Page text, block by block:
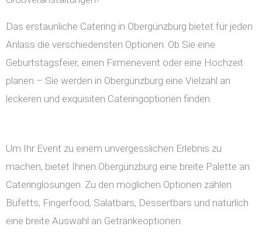
Das erstaunliche Catering in Obergünzburg bietet für jeden
Anlass die verschiedensten Optionen. Ob Sie eine
Geburtstagsfeier, einen Firmenevent oder eine Hochzeit
planen – Sie werden in Obergünzburg eine Vielzahl an
leckeren und exquisiten Cateringoptionen finden.
Um Ihr Event zu einem unvergesslichen Erlebnis zu
machen, bietet Ihnen Obergünzburg eine breite Palette an
Cateringlösungen. Zu den möglichen Optionen zählen
Büfetts, Fingerfood, Salatbars, Dessertbars und natürlich
eine breite Auswahl an Getränkeoptionen.